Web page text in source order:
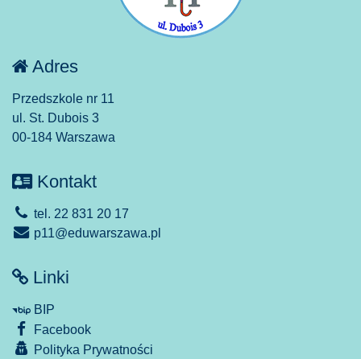
Adres
Przedszkole nr 11
ul. St. Dubois 3
00-184 Warszawa
Kontakt
tel. 22 831 20 17
p11@eduwarszawa.pl
Linki
BIP
Facebook
Polityka Prywatności